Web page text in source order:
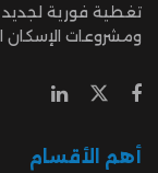
تغطية فورية لجديد
ومشروعات الإسكان
أهم الأقسام